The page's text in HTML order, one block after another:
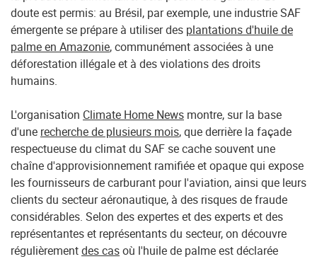
doute est permis: au Brésil, par exemple, une industrie SAF
émergente se prépare à utiliser des plantations d'huile de
palme en Amazonie, communément associées à une
déforestation illégale et à des violations des droits
humains.
L'organisation Climate Home News montre, sur la base
d'une recherche de plusieurs mois, que derrière la façade
respectueuse du climat du SAF se cache souvent une
chaîne d'approvisionnement ramifiée et opaque qui expose
les fournisseurs de carburant pour l'aviation, ainsi que leurs
clients du secteur aéronautique, à des risques de fraude
considérables. Selon des expertes et des experts et des
représentantes et représentants du secteur, on découvre
régulièrementdes casoù l'huile de palme est déclarée